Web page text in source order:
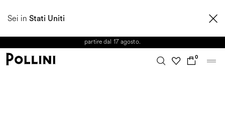
Sei in Stati Uniti
AUTUNNO/INVERNO 2026. Dall'8 al 16 agosto il Servizio Clienti non sarà
partire dal 17 agosto.
0